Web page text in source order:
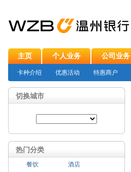
主页 个人业务 公司业务
卡种介绍 优惠活动 特惠商户
切换城市
热门分类
餐饮
酒店